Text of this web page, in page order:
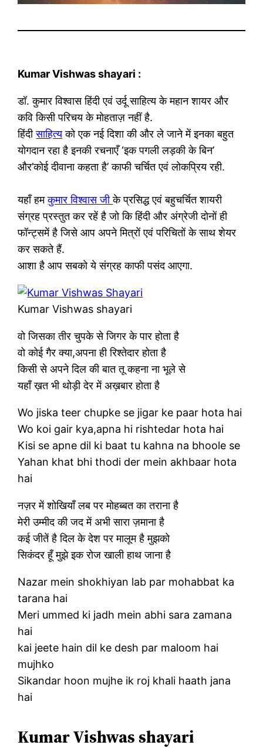
Kumar Vishwas shayari :
डॉ. कुमार विश्वास हिंदी एवं उर्दू साहित्य के महान शायर और
कवि किसी परिचय के मोहताज़ नहीं है.
हिंदीसाहित्यको एक नई दिशा की और ले जाने में इनका बहुत
योगदान रहा है इनकी रचनाएँ ‘इक पगली लड़की के बिन’
और’कोई दीवाना कहता है’ काफी चर्चित एवं लोकप्रिय रही.
यहाँ हमकुमार विश्वास जीके प्रसिद्ध एवं बहुचर्चित शायरी
संग्रह प्रस्तुत कर रहें है जो कि हिंदी और अंग्रेजी दोनों ही
फॉन्ट्समें है जिसे आप अपने मित्रों एवं परिचितों के साथ शेयर
कर सकते हैं.
आशा है आप सबको ये संग्रह काफी पसंद आएगा.
Kumar Vishwas shayari
वो जिसका तीर चुपके से जिगर के पार होता है
वो कोई गैर क्या,अपना ही रिश्तेदार होता है
किसी से अपने दिल की बात तू कहना ना भूले से
यहाँ ख़त भी थोड़ी देर में अख़बार होता है
Wo jiska teer chupke se jigar ke paar hota hai
Wo koi gair kya,apna hi rishtedar hota hai
Kisi se apne dil ki baat tu kahna na bhoole se
Yahan khat bhi thodi der mein akhbaar hota
hai
नज़र में शोखियाँ लब पर मोहब्बत का तराना है
मेरी उम्मीद की जद में अभी सारा ज़माना है
कई जीतें है दिल के देश पर मालूम है मुझको
सिकंदर हूँ मुझे इक रोज खाली हाथ जाना है
Nazar mein shokhiyan lab par mohabbat ka
tarana hai
Meri ummed ki jadh mein abhi sara zamana
hai
kai jeete hain dil ke desh par maloom hai
mujhko
Sikandar hoon mujhe ik roj khali haath jana
hai
Kumar Vishwas shayari